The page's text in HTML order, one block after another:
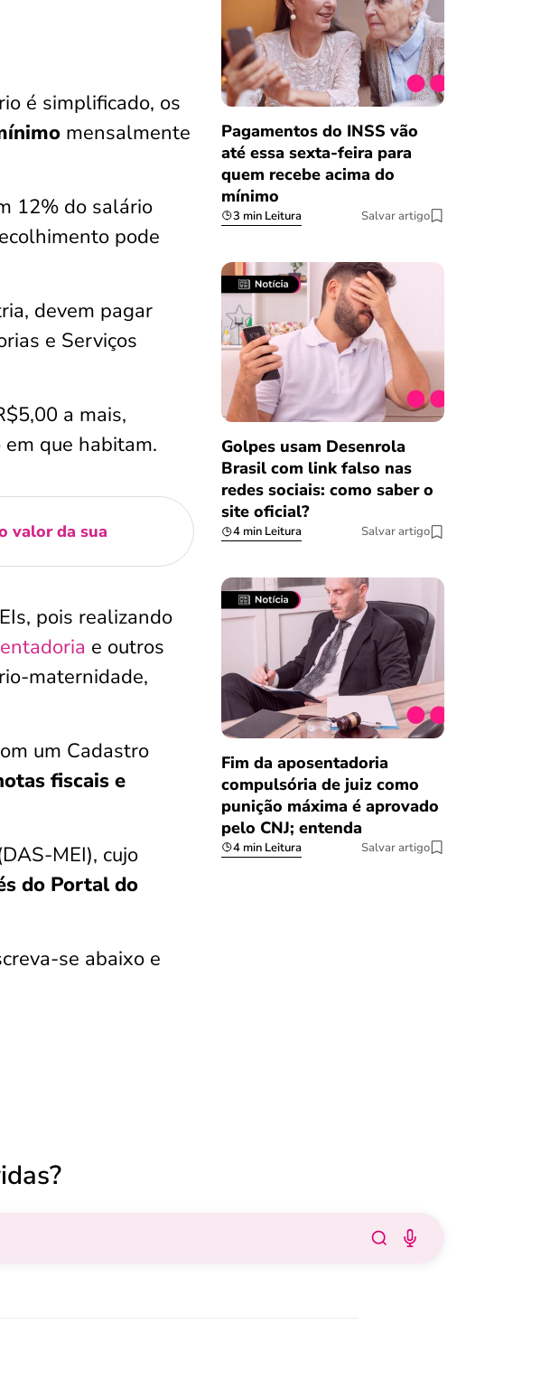
é simplificado, os
mensalmente
12% do salário
pode
devem pagar
e Serviços
a mais,
que habitam.
valor da sua
pois realizando
e outros
maternidade,
um Cadastro
fiscais e
MEI), cujo
do Portal do
se abaixo e
Pagamentos do INSS vão
até essa sexta-feira para
quem recebe acima do
mínimo
3 min Leitura Salvar artigo
Golpes usam Desenrola
Brasil com link falso nas
redes sociais: como saber o
site oficial?
4 min Leitura Salvar artigo
Fim da aposentadoria
compulsória de juiz como
punição máxima é aprovado
pelo CNJ; entenda
4 min Leitura Salvar artigo